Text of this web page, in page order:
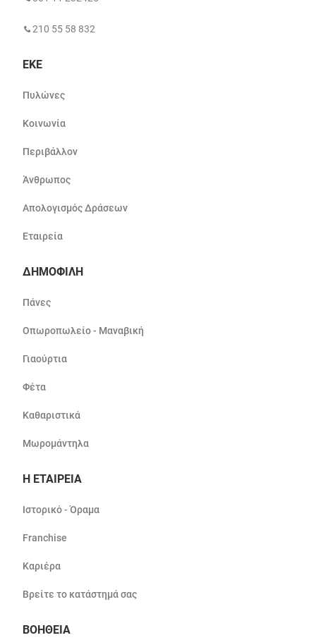
210 55 58 832
ΕΚΕ
Πυλώνες
Κοινωνία
Περιβάλλον
Άνθρωπος
Απολογισμός Δράσεων
Εταιρεία
ΔΗΜΟΦΙΛΗ
Πάνες
Οπωροπωλείο - Μαναβική
Γιαούρτια
Φέτα
Καθαριστικά
Μωρομάντηλα
Η ΕΤΑΙΡΕΙΑ
Ιστορικό - Όραμα
Franchise
Καριέρα
Βρείτε το κατάστημά σας
ΒΟΗΘΕΙΑ